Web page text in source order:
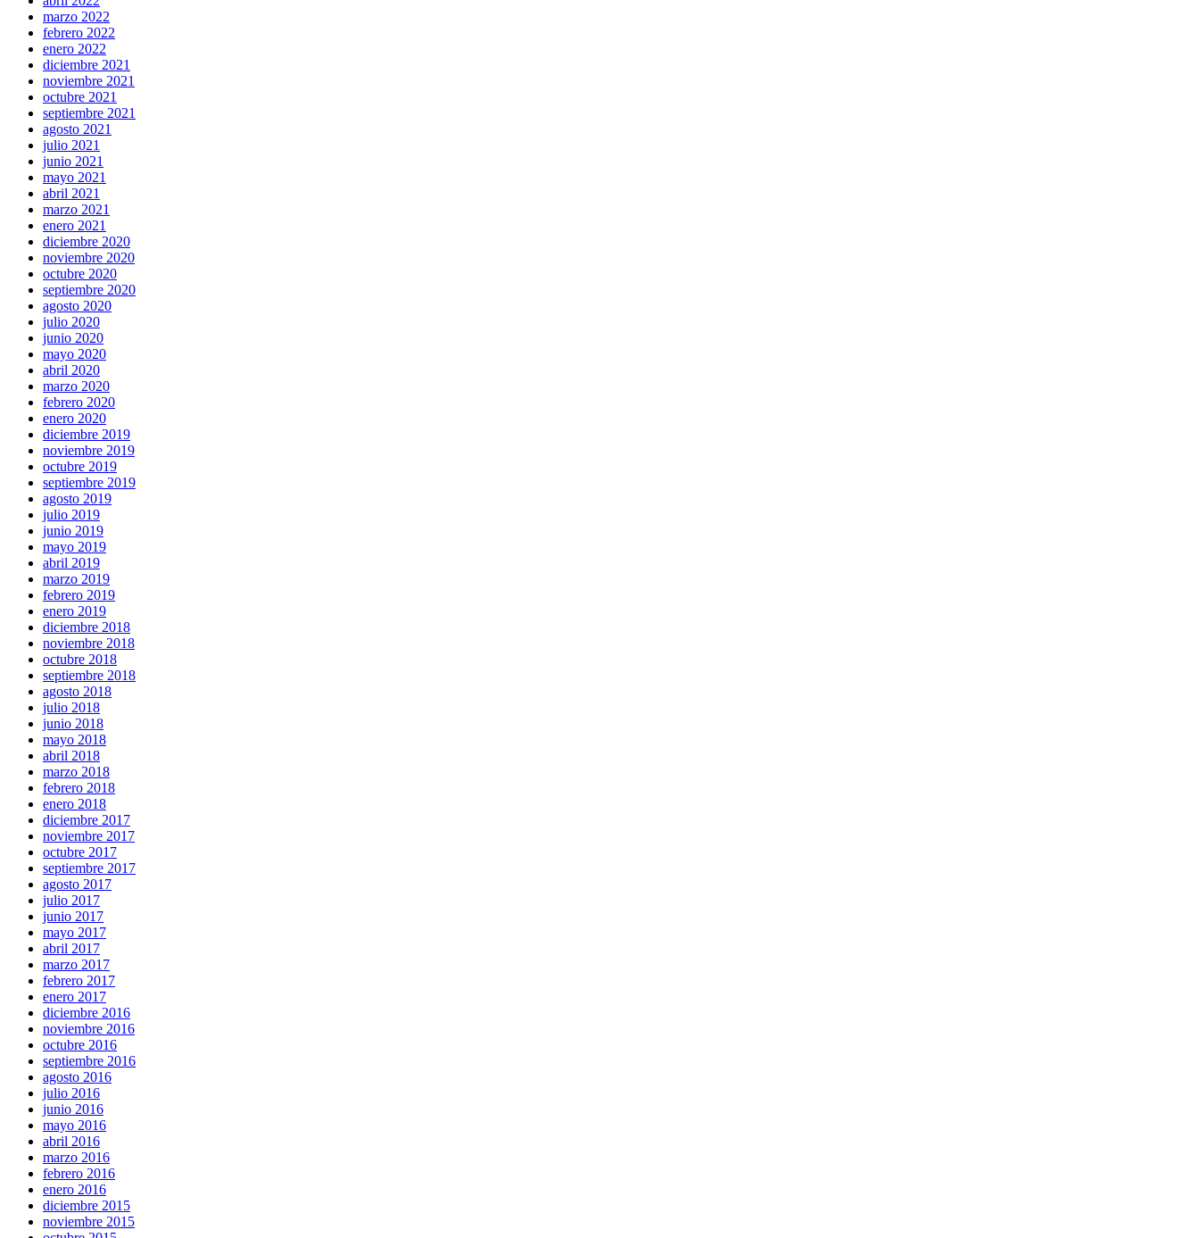
marzo 2022
febrero 2022
enero 2022
diciembre 2021
noviembre 2021
octubre 2021
septiembre 2021
agosto 2021
julio 2021
junio 2021
mayo 2021
abril 2021
marzo 2021
enero 2021
diciembre 2020
noviembre 2020
octubre 2020
septiembre 2020
agosto 2020
julio 2020
junio 2020
mayo 2020
abril 2020
marzo 2020
febrero 2020
enero 2020
diciembre 2019
noviembre 2019
octubre 2019
septiembre 2019
agosto 2019
julio 2019
junio 2019
mayo 2019
abril 2019
marzo 2019
febrero 2019
enero 2019
diciembre 2018
noviembre 2018
octubre 2018
septiembre 2018
agosto 2018
julio 2018
junio 2018
mayo 2018
abril 2018
marzo 2018
febrero 2018
enero 2018
diciembre 2017
noviembre 2017
octubre 2017
septiembre 2017
agosto 2017
julio 2017
junio 2017
mayo 2017
abril 2017
marzo 2017
febrero 2017
enero 2017
diciembre 2016
noviembre 2016
octubre 2016
septiembre 2016
agosto 2016
julio 2016
junio 2016
mayo 2016
abril 2016
marzo 2016
febrero 2016
enero 2016
diciembre 2015
noviembre 2015